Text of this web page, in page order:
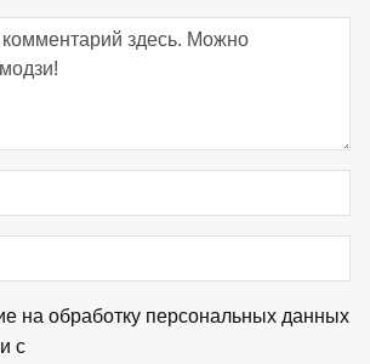
на обработку персональных данных
с